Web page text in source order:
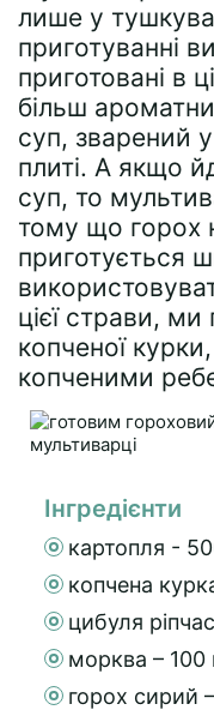
лише у
приготуванні
приготовані в
більш
суп, зварений
плиті. А якщо
суп, то
тому що горох
приготується
цієї страви,
копченої
копченими
Інгредієнти
картопля -
копчена
цибуля
морква – 100
горох сирий